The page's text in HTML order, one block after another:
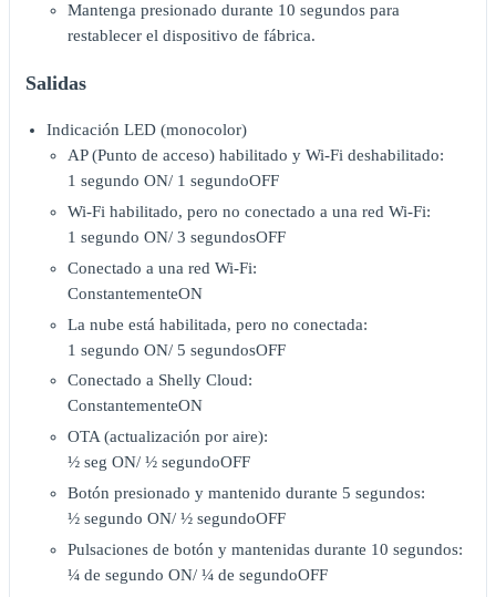
Mantenga presionado durante 10 segundos para
restablecer el dispositivo de fábrica.
Salidas
Indicación LED (monocolor)
AP (Punto de acceso) habilitado y Wi-Fi deshabilitado:
1 segundo ON/ 1 segundoOFF
Wi-Fi habilitado, pero no conectado a una red Wi-Fi:
1 segundo ON/ 3 segundosOFF
Conectado a una red Wi-Fi:
ConstantementeON
La nube está habilitada, pero no conectada:
1 segundo ON/ 5 segundosOFF
Conectado a Shelly Cloud:
ConstantementeON
OTA (actualización por aire):
½ seg ON/ ½ segundoOFF
Botón presionado y mantenido durante 5 segundos:
½ segundo ON/ ½ segundoOFF
Pulsaciones de botón y mantenidas durante 10 segundos:
¼ de segundo ON/ ¼ de segundoOFF